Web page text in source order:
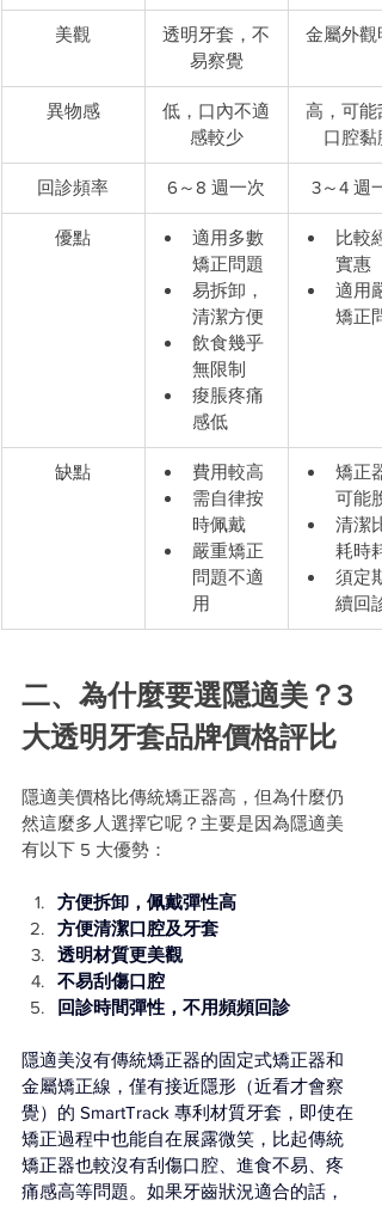
美觀
透明牙套，不
易察覺
金屬外觀
異物感
低，口內不適
感較少
高，可能
口腔黏
回診頻率 6～8 週一次 3～4 週
優點
適用多數
矯正問題
易拆卸，
清潔方便
飲食幾乎
無限制
痠脹疼痛
感低
比較
實惠
適用
矯正
缺點
費用較高
需自律按
時佩戴
嚴重矯正
問題不適
用
矯正
可能
清潔
耗時
須定
續回診
二、為什麼要選隱適美？3
大透明牙套品牌價格評比
隱適美價格比傳統矯正器高，但為什麼仍
然這麼多人選擇它呢？主要是因為隱適美
有以下 5 大優勢：
方便拆卸，佩戴彈性高
方便清潔口腔及牙套
透明材質更美觀
不易刮傷口腔
回診時間彈性，不用頻頻回診
隱適美沒有傳統矯正器的固定式矯正器和
金屬矯正線，僅有接近隱形（近看才會察
覺）的 SmartTrack 專利材質牙套，即使在
矯正過程中也能自在展露微笑，比起傳統
矯正器也較沒有刮傷口腔、進食不易、疼
痛感高等問題。如果牙齒狀況適合的話，